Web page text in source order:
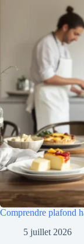
Comprendre plafond
5 juillet 2026